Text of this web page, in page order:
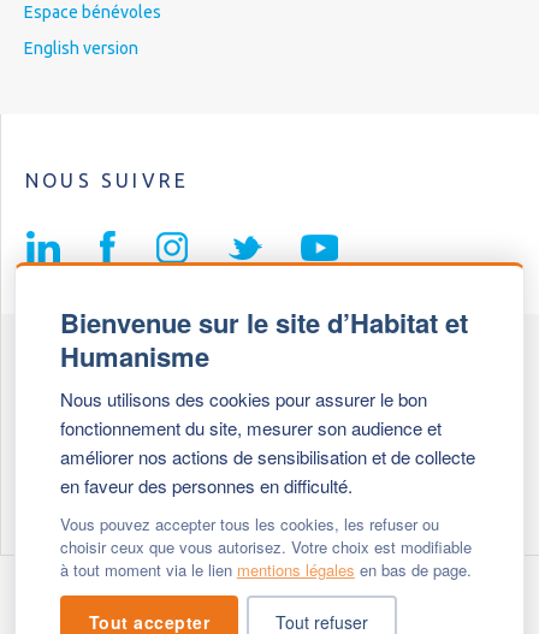
Bienvenue sur le site d’Habitat et
Humanisme
Nous utilisons des cookies pour assurer le bon
fonctionnement du site, mesurer son audience et
améliorer nos actions de sensibilisation et de collecte
en faveur des personnes en difficulté.
Vous pouvez accepter tous les cookies, les refuser ou
choisir ceux que vous autorisez. Votre choix est modifiable
à tout moment via le lien mentions légales en bas de page.
Tout accepter Tout refuser
Espace bénévoles
English version
NOUS SUIVRE
69647 Caluire et Cuire cedex
+ 33 (0)4 72 27 42 58
- © 2026 Habitat & Humanisme